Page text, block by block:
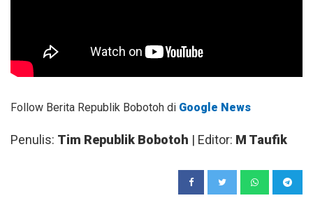
Follow Berita Republik Bobotoh di Google News
Penulis: Tim Republik Bobotoh | Editor: M Taufik